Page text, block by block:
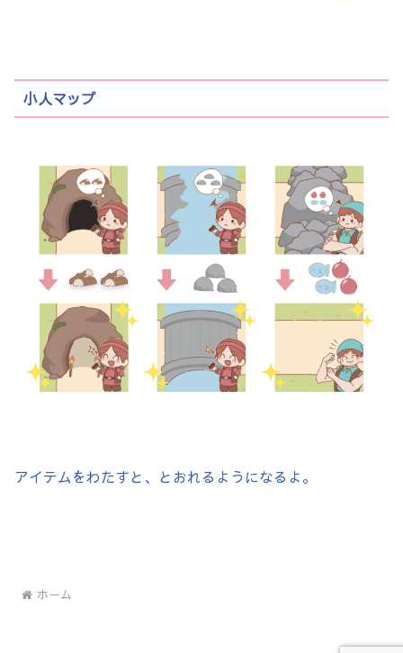
小人マップ
アイテムをわたすと、とおれるようになるよ。
ホーム